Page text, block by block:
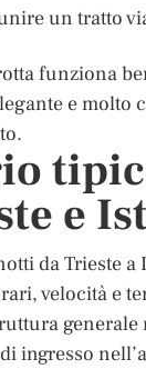
un tratto
funziona
e molto
e
da Trieste a
velocità e
ingresso